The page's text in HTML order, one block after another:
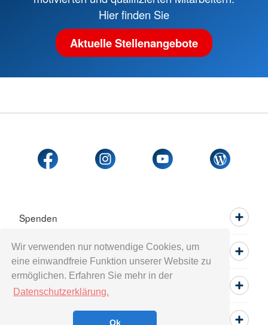
Wir verwenden nur notwendige Cookies, um
eine einwandfreie Funktion unserer Website zu
ermöglichen. Erfahren Sie mehr in der
Datenschutzerklärung.
Ok
Hier finden Sie
Aktuelle Stellenangebote
Spenden
Mitwirken
Informieren